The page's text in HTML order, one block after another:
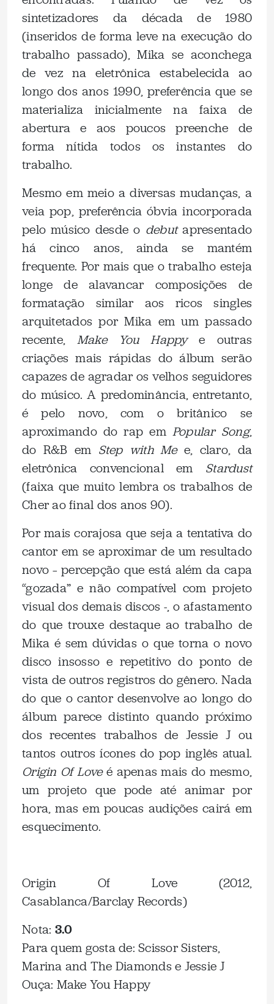
sintetizadores da década de 1980
(inseridos de forma leve na execução do
trabalho passado), Mika se aconchega
de vez na eletrônica estabelecida ao
longo dos anos 1990, preferência que se
materializa inicialmente na faixa de
abertura e aos poucos preenche de
forma nítida todos os instantes do
trabalho.
Mesmo em meio a diversas mudanças, a
veia pop, preferência óbvia incorporada
pelo músico desde o debutapresentado
há cinco anos, ainda se mantém
frequente. Por mais que o trabalho esteja
longe de alavancar composições de
formatação similar aos ricos singles
arquitetados por Mika em um passado
recente, Make You Happye outras
criações mais rápidas do álbum serão
capazes de agradar os velhos seguidores
do músico. A predominância, entretanto,
é pelo novo, com o britânico se
aproximando do rap em Popular Song,
do R&B em Step with Me e, claro, da
eletrônica convencional em Stardust
(faixa que muito lembra os trabalhos de
Cher ao final dos anos 90).
Por mais corajosa que seja a tentativa do
cantor em se aproximar de um resultado
novo – percepção que está além da capa
“gozada” e não compatível com projeto
visual dos demais discos -, o afastamento
do que trouxe destaque ao trabalho de
Mika é sem dúvidas o que torna o novo
disco insosso e repetitivo do ponto de
vista de outros registros do gênero. Nada
do que o cantor desenvolve ao longo do
álbum parece distinto quando próximo
dos recentes trabalhos de Jessie J ou
tantos outros ícones do pop inglês atual.
Origin Of Loveé apenas mais do mesmo,
um projeto que pode até animar por
hora, mas em poucas audições cairá em
esquecimento.
Origin Of Love (2012,
Casablanca/Barclay Records)
Nota: 3.0
Para quem gosta de: Scissor Sisters,
Marina and The Diamonds e Jessie J
Ouça: Make You Happy